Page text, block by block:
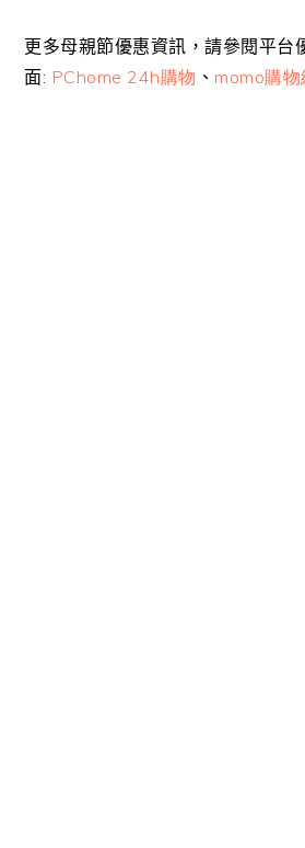
更多母親節優惠資訊，請參閱平台
面: PChome 24h購物 、momo購物